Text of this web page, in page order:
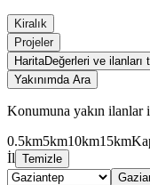
Kiralık
Projeler
HaritaDeğerleri ve ilanları
Yakınımda Ara
Konumuna yakın ilanlar
0.5km5km10km15km
İl Temizle